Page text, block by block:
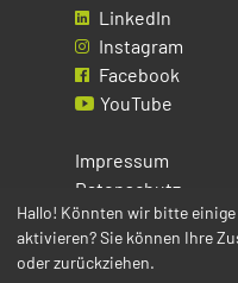
LinkedIn
Instagram
Facebook
YouTube
Impressum
Datenschutz
Cookies
Hallo! Könnten wir bitte
aktivieren? Sie können Ihre
oder zurückziehen.